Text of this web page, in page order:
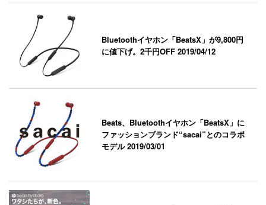
Bluetoothイヤホン「BeatsX」が9,800円
に値下げ。2千円OFF2019/04/12
Beats、Bluetoothイヤホン「BeatsX」に
ファッションブランド“sacai”とのコラボ
モデル2019/03/01